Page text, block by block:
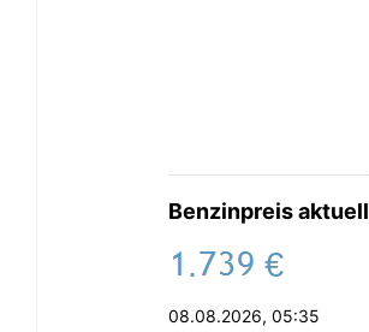
Benzinpreis aktuell
. €
08.08.2026, 05:35